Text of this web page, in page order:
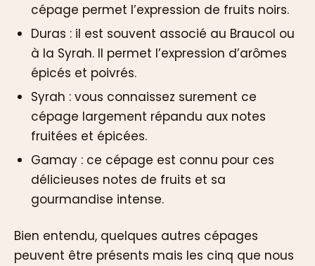
cépage permet l’expression de fruits noirs.
Duras : il est souvent associé au Braucol ou
à la Syrah. Il permet l’expression d’arômes
épicés et poivrés.
Syrah : vous connaissez surement ce
cépage largement répandu aux notes
fruitées et épicées.
Gamay : ce cépage est connu pour ces
délicieuses notes de fruits et sa
gourmandise intense.
Bien entendu, quelques autres cépages
peuvent être présents mais les cinq que nous